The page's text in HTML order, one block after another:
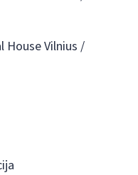
House Vilnius /